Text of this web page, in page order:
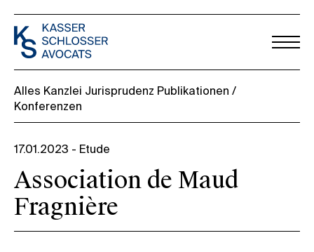
Alles Kanzlei Jurisprudenz Publikationen /
Konferenzen
17.01.2023 - Etude
Association de Maud
Fragnière